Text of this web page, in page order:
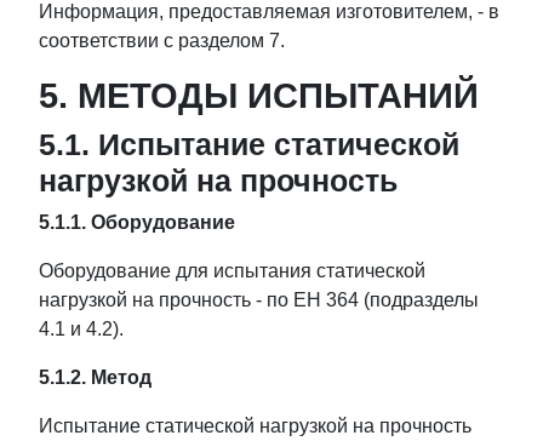
Информация, предоставляемая изготовителем, - в
соответствии с разделом 7.
5. МЕТОДЫ ИСПЫТАНИЙ
5.1. Испытание статической
нагрузкой на прочность
5.1.1. Оборудование
Оборудование для испытания статической
нагрузкой на прочность - по ЕН 364 (подразделы
4.1 и 4.2).
5.1.2. Метод
Испытание статической нагрузкой на прочность